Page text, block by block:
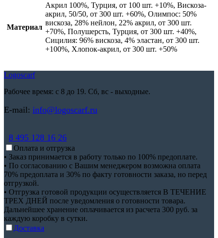
Материал
Акрил 100%, Турция, от 100 шт. +10%, Вискоза-
акрил, 50/50, от 300 шт. +60%, Олимпос: 50%
вискоза, 28% нейлон, 22% акрил, от 300 шт.
+70%, Полушерсть, Турция, от 300 шт. +40%,
Сицилия: 96% вискоза, 4% эластан, от 300 шт.
+100%, Хлопок-акрил, от 300 шт. +50%
Logoscarf
Рабочее время: с 8 до 19. Сб, вс - выходные.
E-mail: info@logoscarf.ru
8 495 128 16 26
Оплата и отгрузка
• Заказ принимается в работу только по 100% предоплате.
• По согласованию с Вашим менеджером возможна оплата
70% предоплата и 30% по факту готовности заказа, но перед
отгрузкой.
• Отгрузка готовой продукции осуществляется В ТЕЧЕНИЕ
ТРЕХ ДНЕЙ после уведомления о готовности товара.
Дальнейшее хранение оплачивается из расчета 300 руб. за
каждую коробку в сутки.
Доставка